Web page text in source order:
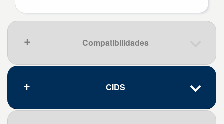
Compatibilidades
Que pena, nenhum resultado.
CIDS